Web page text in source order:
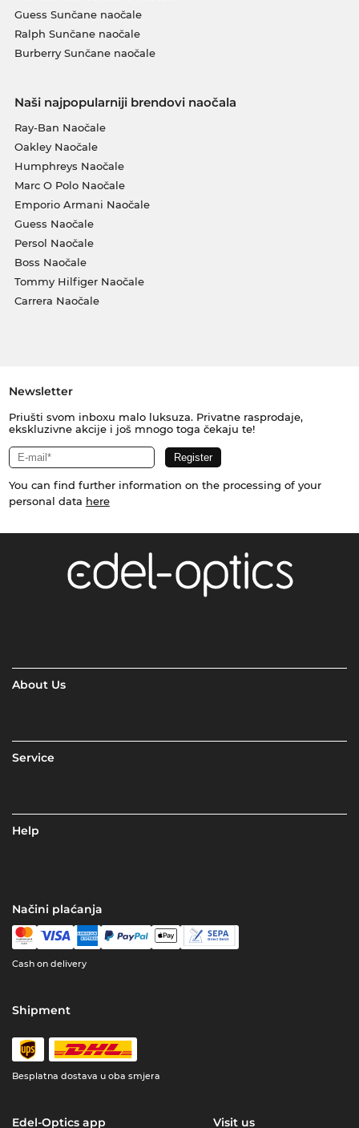
Guess Sunčane naočale
Ralph Sunčane naočale
Burberry Sunčane naočale
Naši najpopularniji brendovi naočala
Ray-Ban Naočale
Oakley Naočale
Humphreys Naočale
Marc O Polo Naočale
Emporio Armani Naočale
Guess Naočale
Persol Naočale
Boss Naočale
Tommy Hilfiger Naočale
Carrera Naočale
Newsletter
Priušti svom inboxu malo luksuza. Privatne rasprodaje,
ekskluzivne akcije i još mnogo toga čekaju te!
You can find further information on the processing of your
personal data here
About Us
Service
Help
Načini plaćanja
Cash on delivery
Shipment
Besplatna dostava u oba smjera
Edel-Optics app Visit us